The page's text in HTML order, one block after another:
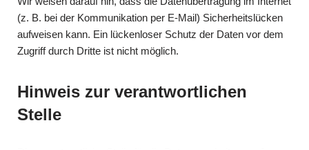
(z. B. bei der Kommunikation per E-Mail) Sicherheitslücken
aufweisen kann. Ein lückenloser Schutz der Daten vor dem
Zugriff durch Dritte ist nicht möglich.
Hinweis zur verantwortlichen
Stelle